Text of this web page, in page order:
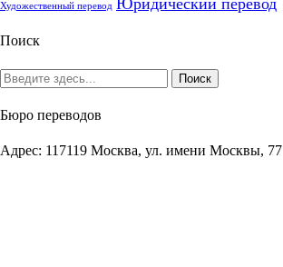
Художественный перевод Юридический перевод
Поиск
Бюро переводов
Адрес: 117119 Москва, ул. имени Москвы, 77